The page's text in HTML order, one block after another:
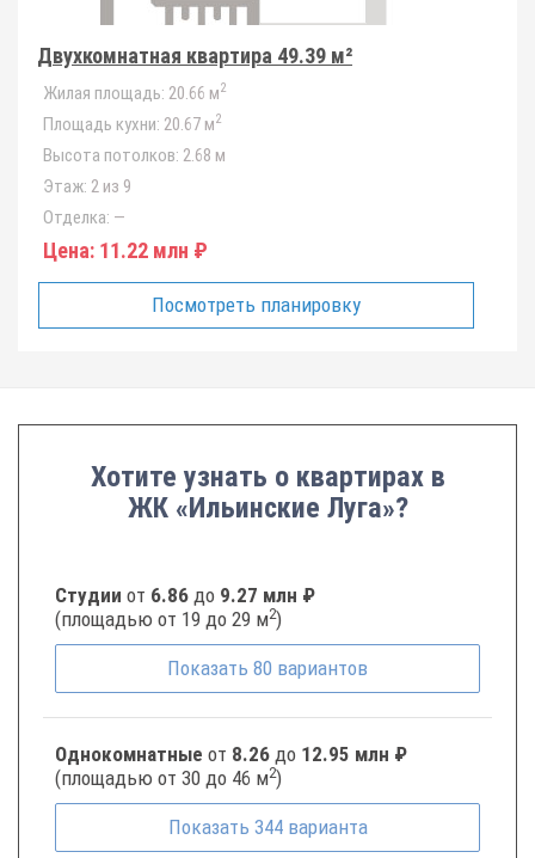
Двухкомнатная квартира 49.39 м²
Жилая площадь: 20.66 м2
Площадь кухни: 20.67 м2
Высота потолков: 2.68 м
Этаж: 2 из 9
Отделка: —
Цена: 11.22 млн ₽
Посмотреть планировку
Хотите узнать о квартирах в
ЖК «Ильинские Луга»?
Студии от 6.86 до 9.27 млн ₽
(площадью от 19 до 29 м2)
Показать 80 вариантов
Однокомнатные от 8.26 до 12.95 млн ₽
(площадью от 30 до 46 м2)
Показать 344 варианта